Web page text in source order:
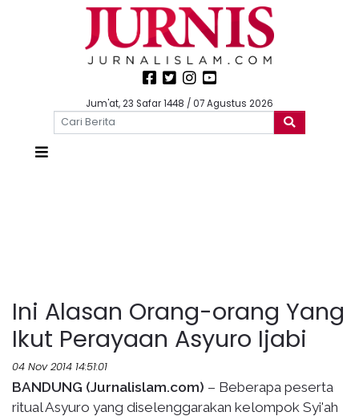
Jum'at, 23 Safar 1448 / 07 Agustus 2026
Ini Alasan Orang-orang Yang
Ikut Perayaan Asyuro Ijabi
04 Nov 2014 14:51:01
BANDUNG (Jurnalislam.com) – Beberapa peserta
ritual Asyuro yang diselenggarakan kelompok Syi'ah